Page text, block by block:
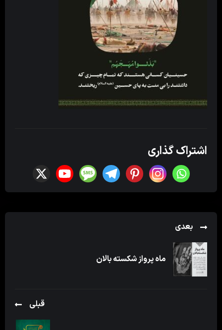
اشتراک گذاری
بعدی
ماه پرواز شکسته بالان
قبلی